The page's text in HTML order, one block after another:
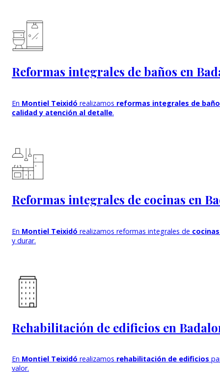
Reformas integrales de baños en
En Montiel Teixidó realizamos reformas integrales de
calidad y atención al detalle.
Reformas integrales de cocinas en
En Montiel Teixidó realizamos reformas integrales de
y durar.
Rehabilitación de edificios en
En Montiel Teixidó realizamos rehabilitación de edificios
valor.